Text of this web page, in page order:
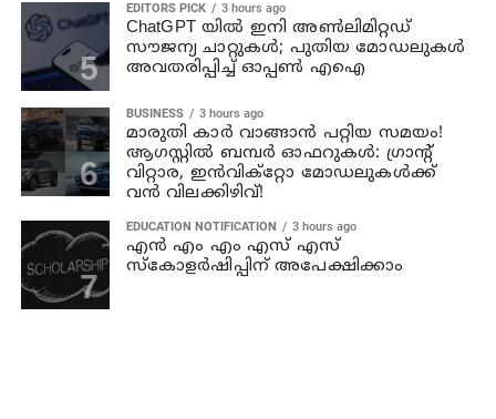
EDITORS PICK 3 hours ago
ChatGPT യിൽ ഇനി അൺലിമിറ്റഡ്
സൗജന്യ ചാറ്റുകൾ; പുതിയ മോഡലുകൾ
അവതരിപ്പിച്ച് ഓപ്പൺ എഐ
BUSINESS 3 hours ago
മാരുതി കാർ വാങ്ങാൻ പറ്റിയ സമയം!
ആഗസ്റ്റിൽ ബമ്പർ ഓഫറുകൾ: ഗ്രാന്റ്
വിറ്റാര, ഇൻവിക്റ്റോ മോഡലുകൾക്ക്
വൻ വിലക്കിഴിവ്!
EDUCATION NOTIFICATION 3 hours ago
എൻ എം എം എസ് എസ്
സ്കോളർഷിപ്പിന് അപേക്ഷിക്കാം